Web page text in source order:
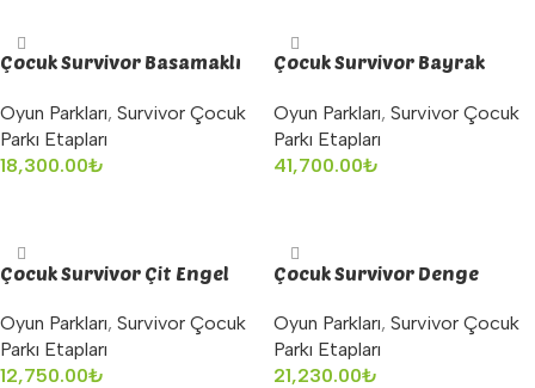
Çocuk Survivor Basamaklı
Oyun Parkları, Survivor Çocuk
Parkı Etapları
18,300.00₺
Çocuk Survivor Bayrak
Oyun Parkları, Survivor Çocuk
Parkı Etapları
41,700.00₺
Çocuk Survivor Çit Engel
Oyun Parkları, Survivor Çocuk
Parkı Etapları
12,750.00₺
Çocuk Survivor Denge
Oyun Parkları, Survivor Çocuk
Parkı Etapları
21,230.00₺